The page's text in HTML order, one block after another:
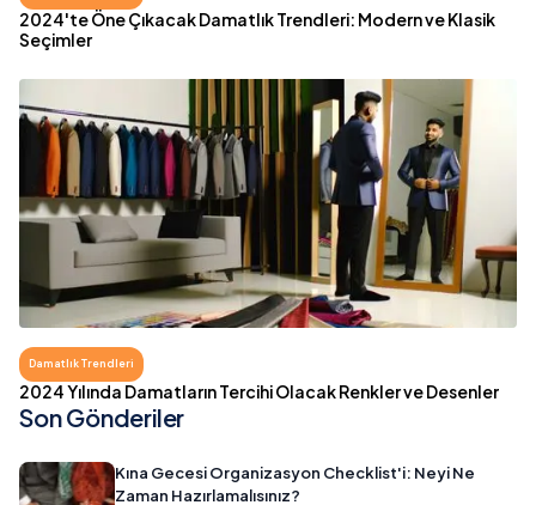
2024'te Öne Çıkacak Damatlık Trendleri: Modern ve Klasik
Seçimler
Damatlık Trendleri
2024 Yılında Damatların Tercihi Olacak Renkler ve Desenler
Son Gönderiler
Kına Gecesi Organizasyon Checklist'i: Neyi Ne
Zaman Hazırlamalısınız?